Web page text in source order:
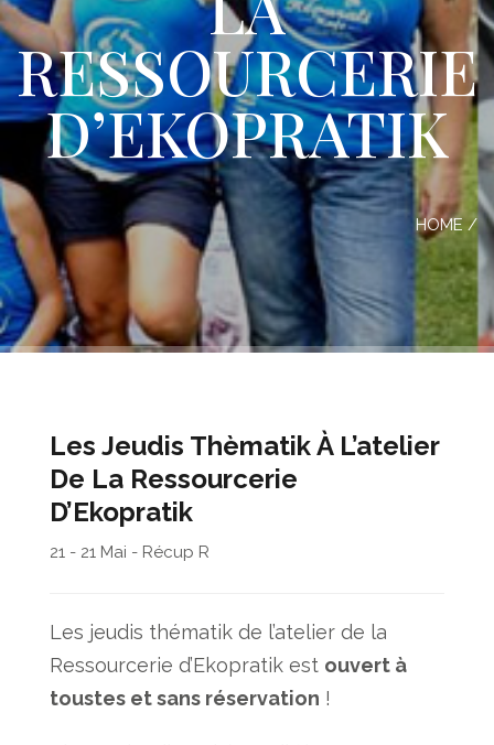
RESSOURCERIE
D’EKOPRATIK
HOME /
Les Jeudis Thèmatik À L’atelier
De La Ressourcerie
D’Ekopratik
21 - 21 Mai - Récup R
Les jeudis thématik de l’atelier de la
Ressourcerie d’Ekopratik est ouvert à
toustes et sans réservation !